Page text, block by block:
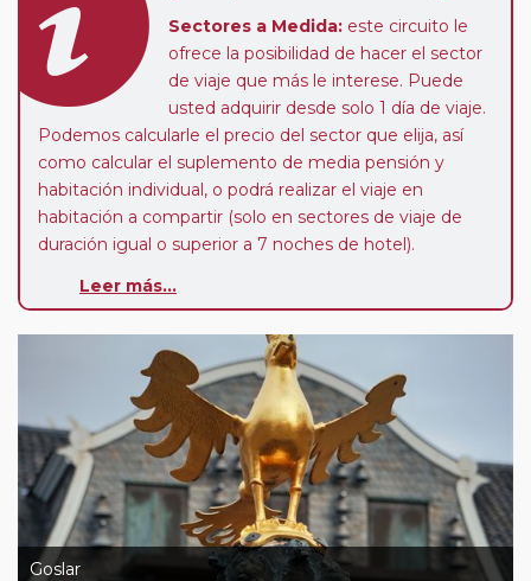
Sectores a Medida: este circuito le
ofrece la posibilidad de hacer el sector
de viaje que más le interese. Puede
usted adquirir desde solo 1 día de viaje.
Podemos calcularle el precio del sector que elija, así
como calcular el suplemento de media pensión y
habitación individual, o podrá realizar el viaje en
habitación a compartir (solo en sectores de viaje de
duración igual o superior a 7 noches de hotel).
Paradas en Ruta:
su viaje, en la ciudad que desee por período de 1, 3, 4 o
7 noches según circuito y fechas de salida. Es
fundamental que el circuito tenga salida posterior a la
fecha escogida y permita la salida deseada. El
suplemento por parada efectuada es de 40 Euros/52
Dólares por persona. Si la parada se realiza para tomar
otro circuito del mismo proveedor no se abonará este
suplemento.
Leer más...
Goslar